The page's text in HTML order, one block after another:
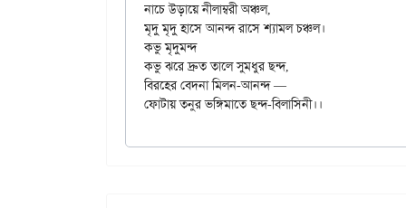
নাচে উড়ায়ে নীলাম্বরী অঞ্চল,
মৃদু মৃদু হাসে আনন্দ রাসে শ্যামল চঞ্চল।
কভু মৃদুমন্দ
কভু ঝরে দ্রুত তালে সুমধুর ছন্দ,
বিরহের বেদনা মিলন-আনন্দ —